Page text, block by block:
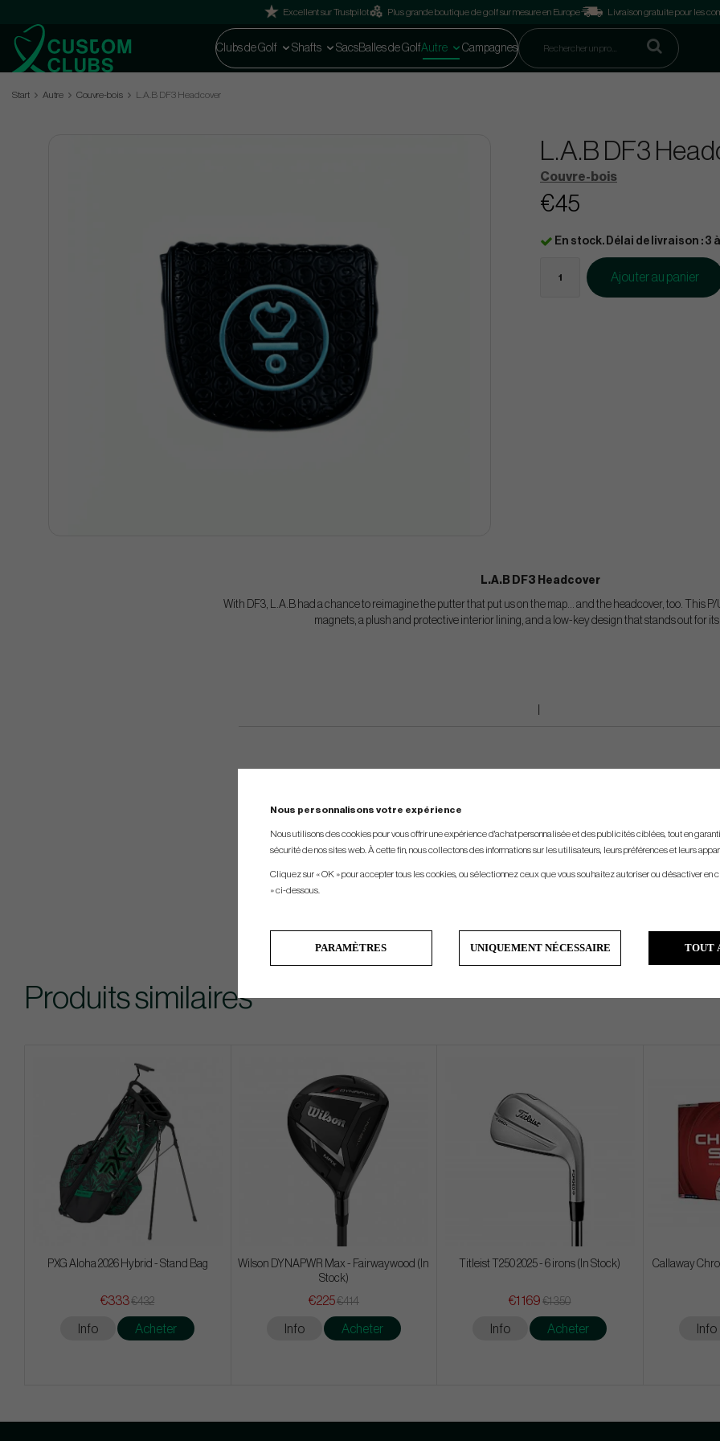
Excellent sur Trustpilot Plus grande boutique de golf sur mesure en Europe Livraison gratuite pour les
Clubs de Golf Shafts SacsBalles de GolfAutre Campagnes
Start Autre Couvre-bois L.A.B DF3 Headcover
L.A.B DF3
Couvre-bois
€45
En stock. Délai de livraison : 3
Ajouter au panier
L.A.B DF3 Headcover
With DF3, L.A.B had a chance to reimagine the putter that put us on the map… and the headcover, too. This
magnets, a plush and protective interior lining, and a low-key design that stands out for
Produits similaires
PXG Aloha 2026 Hybrid - Stand Bag
€333€432
Info Acheter
Wilson DYNAPWR Max - Fairwaywood (In
Stock)
€225€414
Info Acheter
Titleist T250 2025 - 6 irons (In Stock)
€1 169 €1 350
Info Acheter
Callaway
Info
Nous personnalisons votre expérience
Nous utilisons des cookies pour vous offrir une expérience d'achat personnalisée et des publicités ciblées, tout en
sécurité de nos sites web. À cette fin, nous collectons des informations sur les utilisateurs, leurs préférences et leurs
Cliquez sur « OK » pour accepter tous les cookies, ou sélectionnez ceux que vous souhaitez autoriser ou désactiver en
» ci-dessous.
PARAMÈTRES UNIQUEMENT NÉCESSAIRE TOUT